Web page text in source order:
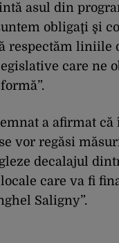
asul din
obligaţi şi
respectăm liniile
care ne
a afirmat
vor regăsi
decalajul
care va fi
Saligny”.